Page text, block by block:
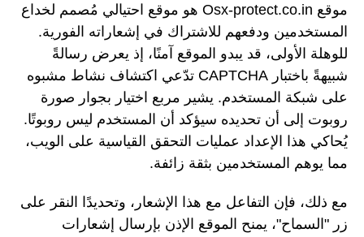
موقع Osx-protect.co.in هو موقع احتيالي مُصمم لخداع
المستخدمين ودفعهم للاشتراك في إشعاراته الفورية.
للوهلة الأولى، قد يبدو الموقع آمنًا، إذ يعرض رسالةً
شبيهةً باختبار CAPTCHA تدّعي اكتشاف نشاط مشبوه
على شبكة المستخدم. يشير مربع اختيار بجوار صورة
روبوت إلى أن تحديده سيؤكد أن المستخدم ليس روبوتًا.
يُحاكي هذا الإعداد عمليات التحقق القياسية على الويب،
مما يوهم المستخدمين بثقة زائفة.
مع ذلك، فإن التفاعل مع هذا الإشعار، وتحديدًا النقر على
زر "السماح"، يمنح الموقع الإذن بإرسال إشعارات